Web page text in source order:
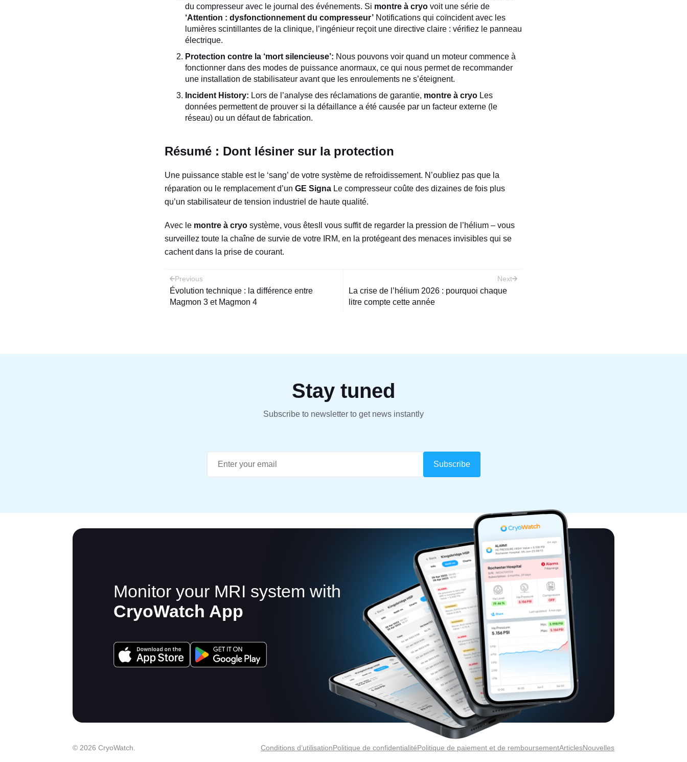
du compresseur avec le journal des événements. Si montre à cryo voit une série de
‘Attention : dysfonctionnement du compresseur’ Notifications qui coïncident avec les
lumières scintillantes de la clinique, l’ingénieur reçoit une directive claire : vérifiez le panneau
électrique.
Protection contre la ‘mort silencieuse’: Nous pouvons voir quand un moteur commence à
fonctionner dans des modes de puissance anormaux, ce qui nous permet de recommander
une installation de stabilisateur avant que les enroulements ne s’éteignent.
Incident History: Lors de l’analyse des réclamations de garantie, montre à cryo Les
données permettent de prouver si la défaillance a été causée par un facteur externe (le
réseau) ou un défaut de fabrication.
Résumé : Dont lésiner sur la protection
Une puissance stable est le ‘sang’ de votre système de refroidissement. N’oubliez pas que la
réparation ou le remplacement d’un GE Signa Le compresseur coûte des dizaines de fois plus
qu’un stabilisateur de tension industriel de haute qualité.
Avec le montre à cryo système, vous êtesIl vous suffit de regarder la pression de l’hélium – vous
surveillez toute la chaîne de survie de votre IRM, en la protégeant des menaces invisibles qui se
cachent dans la prise de courant.
Post
navigation
Previous
Évolution technique : la différence entre
Magmon 3 et Magmon 4
Next
La crise de l’hélium 2026 : pourquoi chaque
litre compte cette année
Stay tuned
Subscribe to newsletter to get news instantly
Monitor your MRI system with
CryoWatch App
© 2026 CryoWatch. Conditions d’utilisationPolitique de confidentialitéPolitique de paiement et de remboursementArticlesNouvelles